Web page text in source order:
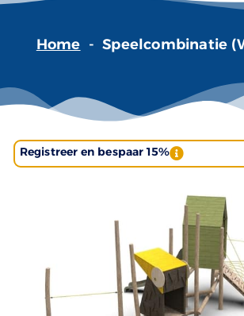
Home - Speelcombinatie
Registreer en bespaar 15%